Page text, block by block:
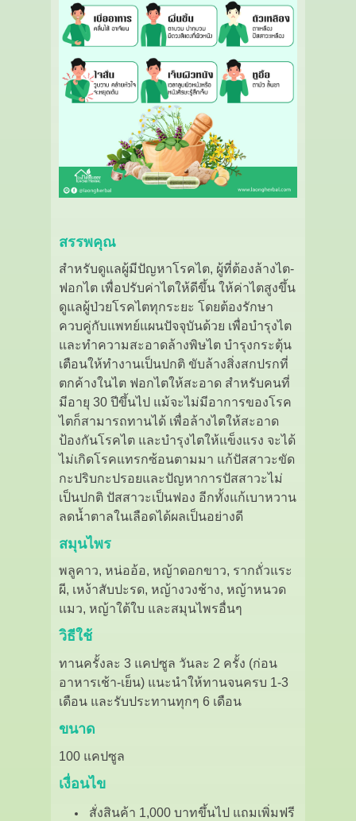
สรรพคุณ
สำหรับดูแลผู้มีปัญหาโรคไต, ผู้ที่ต้องล้างไต-
ฟอกไต เพื่อปรับค่าไตให้ดีขึ้น ให้ค่าไตสูงขึ้น
ดูแลผู้ป่วยโรคไตทุกระยะ โดยต้องรักษา
ควบคู่กับแพทย์แผนปัจจุบันด้วย เพื่อบำรุงไต
และทำความสะอาดล้างพิษไต บำรุงกระตุ้น
เตือนให้ทำงานเป็นปกติ ขับล้างสิ่งสกปรกที่
ตกค้างในไต ฟอกไตให้สะอาด สำหรับคนที่
มีอายุ 30 ปีขึ้นไป แม้จะไม่มีอาการของโรค
ไตก็สามารถทานได้ เพื่อล้างไตให้สะอาด
ป้องกันโรคไต และบำรุงไตให้แข็งแรง จะได้
ไม่เกิดโรคแทรกซ้อนตามมา แก้ปัสสาวะขัด
กะปริบกะปรอยและปัญหาการปัสสาวะไม่
เป็นปกติ ปัสสาวะเป็นฟอง อีกทั้งแก้เบาหวาน
ลดน้ำตาลในเลือดได้ผลเป็นอย่างดี
สมุนไพร
พลูคาว, หน่ออ้อ, หญ้าดอกขาว, รากถั่วแระ
ผี, เหง้าสับปะรด, หญ้างวงช้าง, หญ้าหนวด
แมว, หญ้าใต้ใบ และสมุนไพรอื่นๆ
วิธีใช้
ทานครั้งละ 3 แคปซูล วันละ 2 ครั้ง (ก่อน
อาหารเช้า-เย็น) แนะนำให้ทานจนครบ 1-3
เดือน และรับประทานทุกๆ 6 เดือน
ขนาด
100 แคปซูล
เงื่อนไข
สั่งสินค้า 1,000 บาทขึ้นไป แถมเพิ่มฟรี